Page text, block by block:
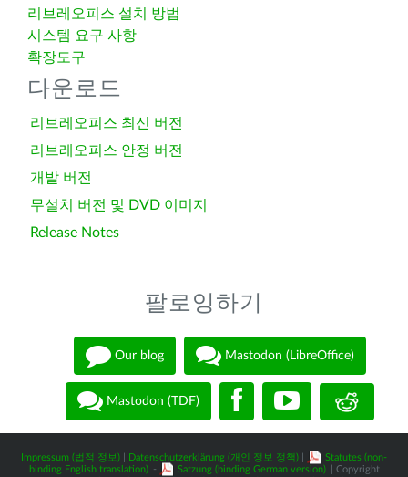
리브레오피스 설치 방법
시스템 요구 사항
확장도구
다운로드
리브레오피스 최신 버전
리브레오피스 안정 버전
개발 버전
무설치 버전 및 DVD 이미지
Release Notes
팔로잉하기
Our blog Mastodon (LibreOffice)
Mastodon (TDF)
Impressum (법적 정보) Datenschutzerklärung (개인 정보 정책)
Statutes (non-
binding English translation) - Satzung (binding German version)
| Copyright